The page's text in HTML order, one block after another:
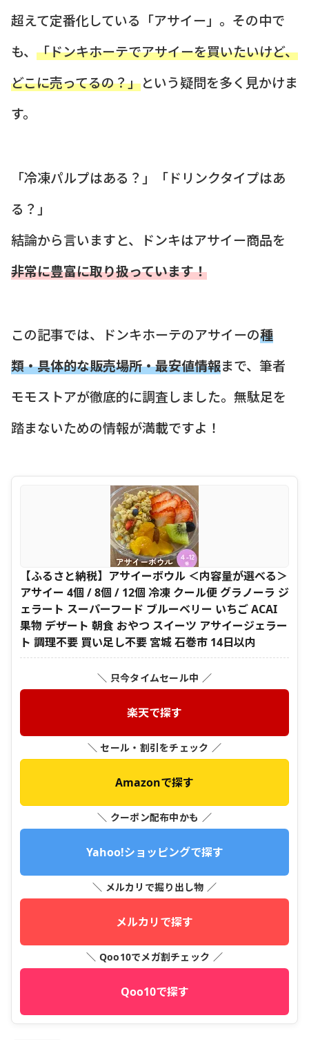
超えて定番化している「アサイー」。その中で
も、 「ドンキホーテでアサイーを買いたいけど、
どこに売ってるの？」という疑問を多く見かけま
す。
「冷凍パルプはある？」「ドリンクタイプはあ
る？」
結論から言いますと、ドンキはアサイー商品を
非常に豊富に取り扱っています！
この記事では、ドンキホーテのアサイーの種
類・具体的な販売場所・最安値情報まで、筆者
モモストアが徹底的に調査しました。無駄足を
踏まないための情報が満載ですよ！
【ふるさと納税】アサイーボウル ＜内容量が選べる＞
アサイー 4個 / 8個 / 12個 冷凍 クール便 グラノーラ ジ
ェラート スーパーフード ブルーベリー いちご ACAI
果物 デザート 朝食 おやつ スイーツ アサイージェラー
ト 調理不要 買い足し不要 宮城 石巻市 14日以内
＼ 只今タイムセール中 ／
楽天で探す
＼ セール・割引をチェック ／
Amazonで探す
＼ クーポン配布中かも ／
Yahoo!ショッピングで探す
＼ メルカリで掘り出し物 ／
メルカリで探す
＼ Qoo10でメガ割チェック ／
Qoo10で探す